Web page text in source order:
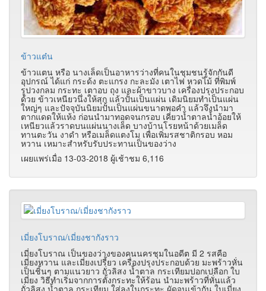
ข้าวแต๋น
ข้าวแตน หรือ นางเล็ดเป็นอาหารว่างที่คนในชุมชนรู้จักกันดี
อุปกรณ์ ได้แก่ กระด้ง ตะแกรง กะละมัง เตาไฟ หวดไม้ ที่พิมพ์
รูปวงกลม กระทะ เตาอบ ถุง และผ้าขาวบาง เครื่องปรุงประกอบ
ด้วย ข้าวเหนียวนึ่งให้สุก แล้วปั้นเป็นแผ่น เดิมนิยมทำเป็นแผ่น
ใหญ่ๆ และปัจจุบันนิยมปั้นเป็นแผ่นขนาดพอคำ แล้วจึงนำมา
ตากแดดให้แห้ง ก่อนนำมาทอดจนกรอบ เคี่ยวน้ำตาลน้ำอ้อยให้
เหนียวแล้วราดบนแผ่นนางเล็ด บางบ้านโรยหน้าด้วยเมล็ด
ทานตะวัน งาดำ หรือเมล็ดแตงโม เพื่อเพิ่มรสชาติกรอบ หอม
หวาน เหมาะสำหรับรับประทานเป็นของว่าง
เผยแพร่เมื่อ 13-03-2018 ผู้เช้าชม 6,116
เมี่ยงโบราณ/เมี่ยงชากังราว
เมี่ยงโบราณ เป็นของว่างของคนนครชุมในอดีต มี 2 รสคือ
เมี่ยงหวาน และเมี่ยงเปรี้ยว เครื่องปรุงประกอบด้วย มะพร้าวหั่น
เป็นชิ้นๆ ตามแนวยาว ถั่วลิสง น้ำตาล กระเทียมปอกเปลือก ใบ
เมี่ยง วิธีทำเริ่มจากการตั้งกระทะให้ร้อน นำมะพร้าวที่หั่นแล้ว
ถั่วลิสง น้ำตาล กระเทียม ใส่ลงในกระทะ ผัดจนเข้ากัน ใบเมี่ยง